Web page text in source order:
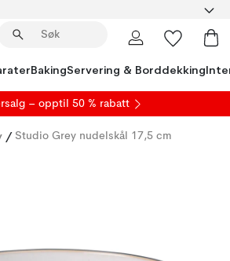
BakingServering & Borddekking
– opptil 50 % rabatt
/ Studio Grey nudelskål 17,5 cm